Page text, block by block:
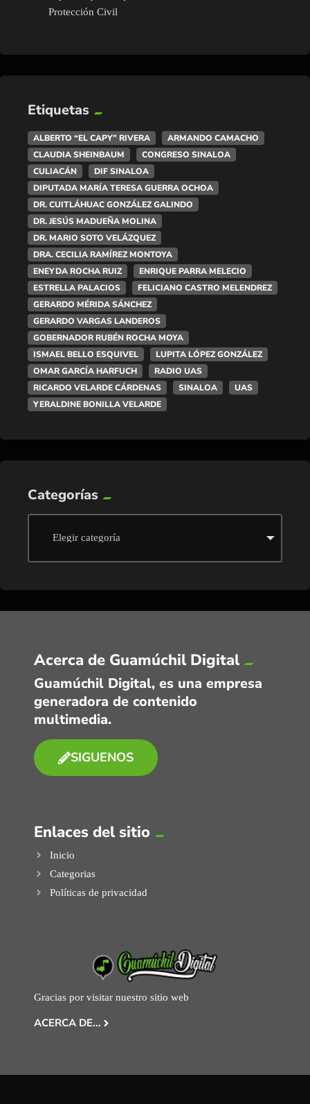
Protección Civil
Etiquetas
ALBERTO “EL CAPY” RIVERA
ARMANDO CAMACHO
CLAUDIA SHEINBAUM
CONGRESO SINALOA
CULIACÁN
DIF SINALOA
DIPUTADA MARÍA TERESA GUERRA OCHOA
DR. CUITLÁHUAC GONZÁLEZ GALINDO
DR. JESÚS MADUEÑA MOLINA
DR. MARIO SOTO VELÁZQUEZ
DRA. CECILIA RAMÍREZ MONTOYA
ENEYDA ROCHA RUIZ
ENRIQUE PARRA MELECIO
ESTRELLA PALACIOS
FELICIANO CASTRO MELENDREZ
GERARDO MÉRIDA SÁNCHEZ
GERARDO VARGAS LANDEROS
GOBERNADOR RUBÉN ROCHA MOYA
ISMAEL BELLO ESQUIVEL
LUPITA LÓPEZ GONZÁLEZ
OMAR GARCÍA HARFUCH
RADIO UAS
RICARDO VELARDE CÁRDENAS
SINALOA
UAS
YERALDINE BONILLA VELARDE
Categorías
Acerca de Guamúchil Digital
Guamúchil Digital, es una empresa
generadora de contenido
multimedia.
SIGUENOS
Enlaces del sitio
Inicio
Categorias
Políticas de privacidad
Gracias por visitar nuestro sitio web
ACERCA DE...